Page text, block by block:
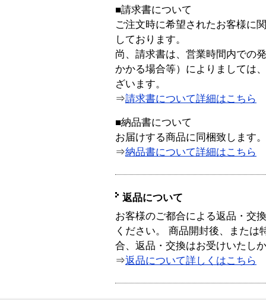
■請求書について
ご注文時に希望されたお客様に
しております。
尚、請求書は、営業時間内での
かかる場合等）によりましては
ざいます。
⇒請求書について詳細はこちら
■納品書について
お届けする商品に同梱致します。
⇒納品書について詳細はこちら
返品について
お客様のご都合による返品・交
ください。 商品開封後、または
合、返品・交換はお受けいたし
⇒返品について詳しくはこちら